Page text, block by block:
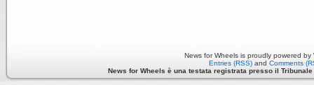
News for Wheels is proudly powered by
Entries (RSS)and Comments
News for Wheels è una testata registrata presso il